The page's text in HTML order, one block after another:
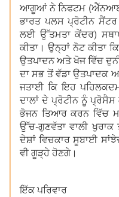
ਆਗੂਆਂ ਨੇ ਨਿਫਟਮ
ਭਾਰਤ ਪਲਸ ਪ੍ਰੋਟੀਨ
ਲਈ ਉੱਤਮਤਾ ਕੇਂਦਰ)
ਕੀਤਾ। ਉਨ੍ਹਾਂ ਨੋਟ ਕੀਤਾ
ਉਤਪਾਦਨ ਅਤੇ ਖੋਜ ਵਿੱਚ
ਦਾ ਸਭ ਤੋਂ ਵੱਡਾ ਉਤਪਾਦਕ
ਜਤਾਈ ਕਿ ਇਹ
ਦਾਲਾਂ ਦੇ ਪ੍ਰੋਟੀਨ ਨੂੰ
ਭੋਜਨ ਤਿਆਰ ਕਰਨ ਵਿੱਚ
ਉੱਚ-ਗੁਣਵੱਤਾ ਵਾਲੀ
ਦੇਸ਼ਾਂ ਵਿਚਕਾਰ ਸੂਬਾਈ
ਵੀ ਗੂੜ੍ਹੇ ਹੋਣਗੇ।
ਇੱਕ ਪਰਿਵਾਰ